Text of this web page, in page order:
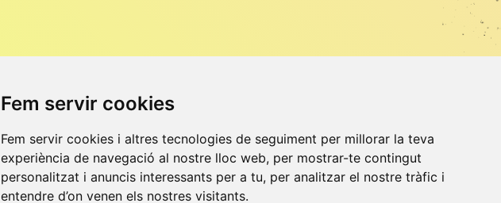
Fem servir cookies
Fem servir cookies i altres tecnologies de seguiment per millorar la teva
experiència de navegació al nostre lloc web, per mostrar-te contingut
personalitzat i anuncis interessants per a tu, per analitzar el nostre tràfic i
entendre d’on venen els nostres visitants.